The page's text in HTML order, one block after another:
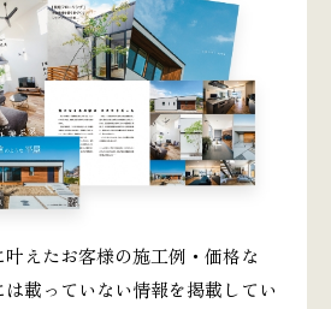
えたお客様の施工例・価格な
載っていない情報を掲載してい